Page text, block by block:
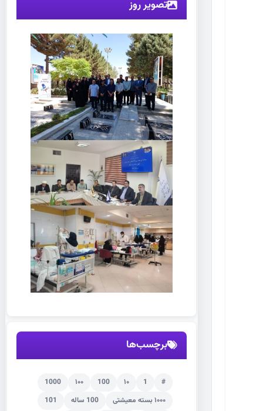
تصویر روز
برچسب‌ها
#
1 ۱۰ 100 ۱۰۰
1000
۱۰۰۰ بسته معیشتی
100 ساله
101